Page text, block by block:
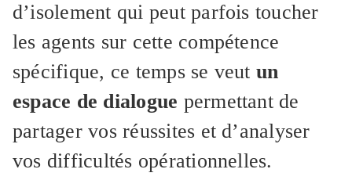
d’isolement qui peut parfois toucher
les agents sur cette compétence
spécifique, ce temps se veut un
espace de dialogue permettant de
partager vos réussites et d’analyser
vos difficultés opérationnelles.